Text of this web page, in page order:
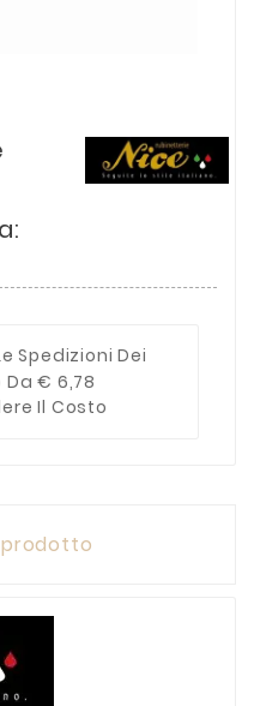
Spedizioni Dei
Da € 6,78
Il Costo